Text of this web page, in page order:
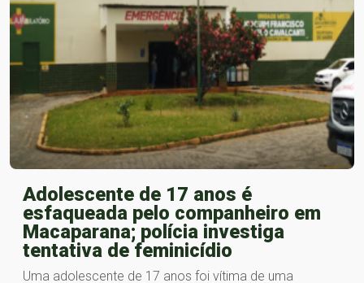
Adolescente de 17 anos é
esfaqueada pelo companheiro em
Macaparana; polícia investiga
tentativa de feminicídio
Uma adolescente de 17 anos foi vítima de uma